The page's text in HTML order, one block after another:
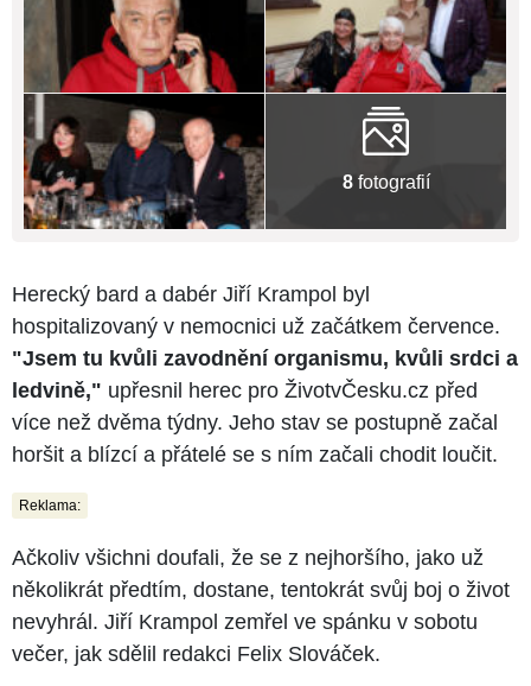
8fotografií
Herecký bard a dabér Jiří Krampol byl
hospitalizovaný v nemocnici už začátkem července.
"Jsem tu kvůli zavodnění organismu, kvůli srdci a
ledvině," upřesnil herec pro ŽivotvČesku.cz před
více než dvěma týdny. Jeho stav se postupně začal
horšit a blízcí a přátelé se s ním začali chodit loučit.
Reklama:
Ačkoliv všichni doufali, že se z nejhoršího, jako už
několikrát předtím, dostane, tentokrát svůj boj o život
nevyhrál. Jiří Krampol zemřel ve spánku v sobotu
večer, jak sdělil redakci Felix Slováček.